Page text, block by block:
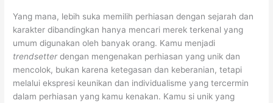
Yang mana, lebih suka memilih perhiasan dengan sejarah dan
karakter dibandingkan hanya mencari merek terkenal yang
umum digunakan oleh banyak orang. Kamu menjadi
trendsetterdengan mengenakan perhiasan yang unik dan
mencolok, bukan karena ketegasan dan keberanian, tetapi
melalui ekspresi keunikan dan individualisme yang tercermin
dalam perhiasan yang kamu kenakan. Kamu si unik yang